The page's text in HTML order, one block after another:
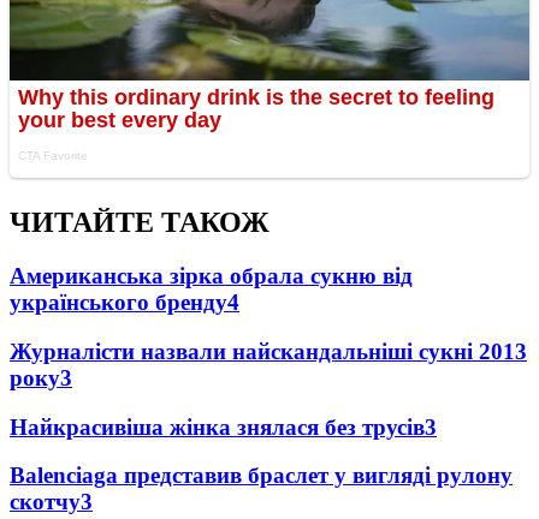
ЧИТАЙТЕ ТАКОЖ
Американська зірка обрала сукню від
українського бренду4
Журналісти назвали найскандальніші сукні 2013
року3
Найкрасивіша жінка знялася без трусів3
Balenciaga представив браслет у вигляді рулону
скотчу3